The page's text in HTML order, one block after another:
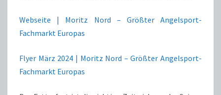
Webseite | Moritz Nord – Größter Angelsport-
Fachmarkt Europas
Flyer März 2024 | Moritz Nord – Größter Angelsport-
Fachmarkt Europas